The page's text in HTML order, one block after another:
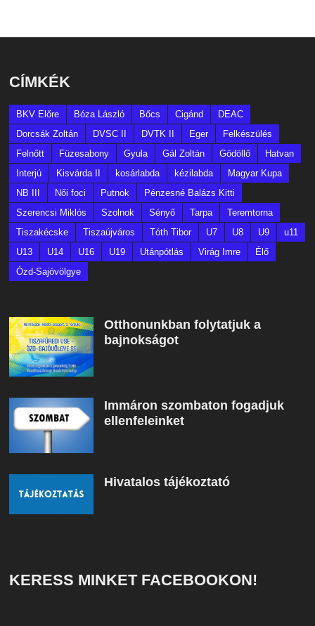
CÍMKÉK
BKV Előre Bóza László Bőcs Cigánd
DEAC
Dorcsák Zoltán
DVSC II DVTK II Eger
Felkészülés
Felnőtt
Füzesabony Gyula Gál Zoltán Gödöllő
Hatvan
Interjú
Kisvárda II kosárlabda kézilabda
Magyar Kupa
NB III
Női foci Putnok
Pénzesné Balázs Kitti
Szerencsi Miklós
Szolnok Sényő Tarpa
Teremtorna
Tiszakécske
Tiszaújváros Tóth Tibor U7 U8 U9
u11
U13
U14 U16 U19 Utánpótlás Virág Imre
Élő
Ózd-Sajóvölgye
Otthonunkban folytatjuk a
bajnokságot
Immáron szombaton fogadjuk
ellenfeleinket
Hivatalos tájékoztató
KERESS MINKET FACEBOOKON!